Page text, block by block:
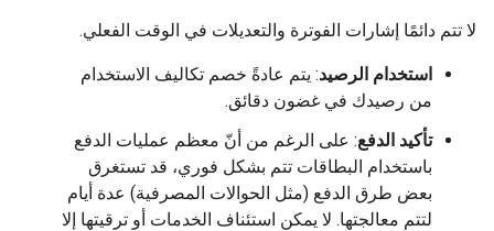
لا تتم دائمًا إشارات الفوترة والتعديلات في الوقت الفعلي.
استخدام الرصيد: يتم عادةً خصم تكاليف الاستخدام
من رصيدك في غضون دقائق.
تأكيد الدفع: على الرغم من أنّ معظم عمليات الدفع
باستخدام البطاقات تتم بشكل فوري، قد تستغرق
بعض طرق الدفع (مثل الحوالات المصرفية) عدة أيام
لتتم معالجتها. لا يمكن استئناف الخدمات أو ترقيتها إلا